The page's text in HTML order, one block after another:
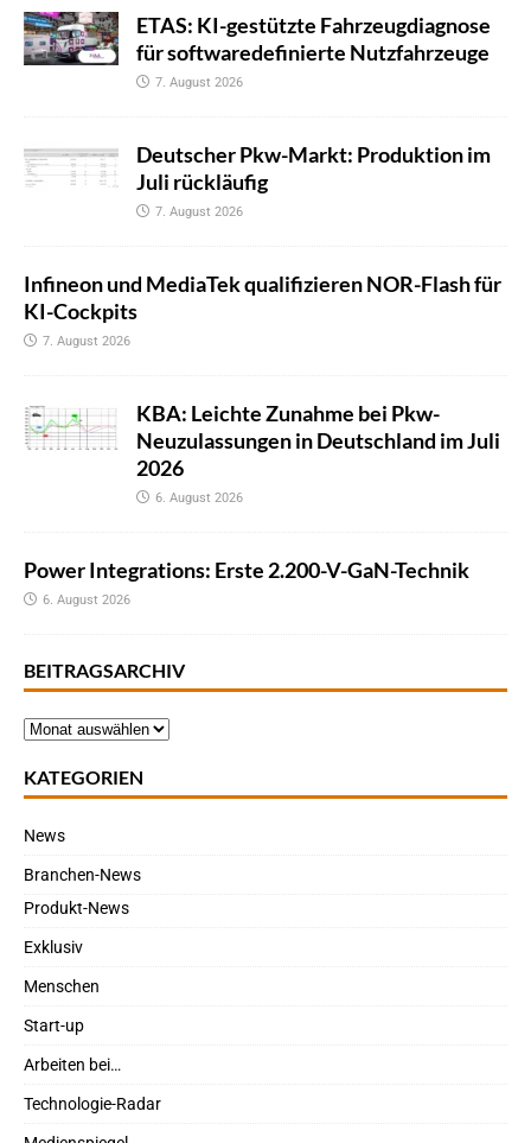
ETAS: KI-gestützte Fahrzeugdiagnose
für softwaredefinierte Nutzfahrzeuge
7. August 2026
Deutscher Pkw-Markt: Produktion im
Juli rückläufig
7. August 2026
Infineon und MediaTek qualifizieren NOR-Flash für
KI-Cockpits
7. August 2026
KBA: Leichte Zunahme bei Pkw-
Neuzulassungen in Deutschland im Juli
2026
6. August 2026
Power Integrations: Erste 2.200-V-GaN-Technik
6. August 2026
BEITRAGSARCHIV
KATEGORIEN
News
Branchen-News
Produkt-News
Exklusiv
Menschen
Start-up
Arbeiten bei…
Technologie-Radar